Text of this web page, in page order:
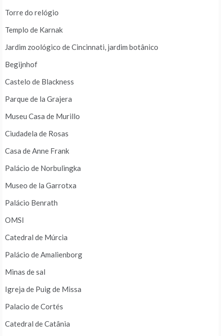
Torre do relógio
Templo de Karnak
Jardim zoológico de Cincinnati, jardim botânico
Begijnhof
Castelo de Blackness
Parque de la Grajera
Museu Casa de Murillo
Ciudadela de Rosas
Casa de Anne Frank
Palácio de Norbulingka
Museo de la Garrotxa
Palácio Benrath
OMSI
Catedral de Múrcia
Palácio de Amalienborg
Minas de sal
Igreja de Puig de Missa
Palacio de Cortés
Catedral de Catânia